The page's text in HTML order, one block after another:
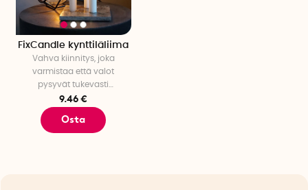
FixCandle kynttiläliima
Vahva kiinnitys, joka
varmistaa että valot
pysyvät tukevasti
paikoillaan
9.46 €
Osta